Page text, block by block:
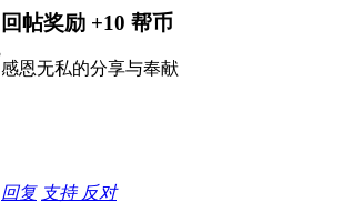
回帖奖励 +10 帮币
感恩无私的分享与奉献
回复 支持 反对